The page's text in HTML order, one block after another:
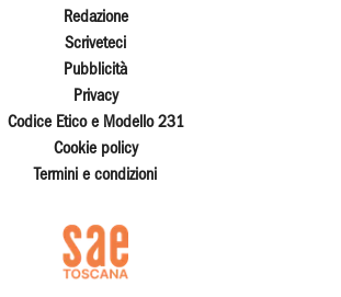
Redazione
Scriveteci
Pubblicità
Privacy
Codice Etico e Modello 231
Cookie policy
Termini e condizioni